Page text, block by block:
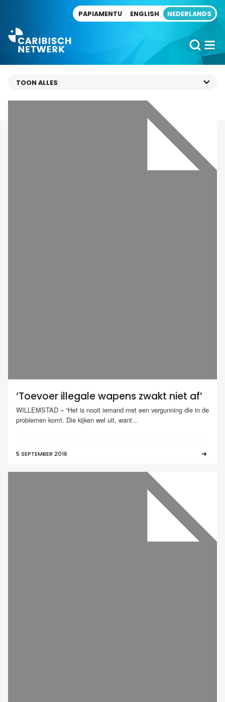
PAPIAMENTU ENGLISH NEDERLANDS
‘Toevoer illegale wapens zwakt niet af’
WILLEMSTAD – “Het is nooit iemand met een vergunning die in de
problemen komt. Die kijken wel uit, want...
5 SEPTEMBER 2016